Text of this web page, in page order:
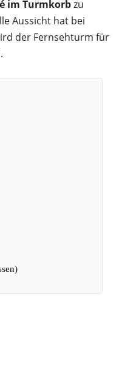
im Turmkorbzu
Aussicht hat bei
der Fernsehturm für